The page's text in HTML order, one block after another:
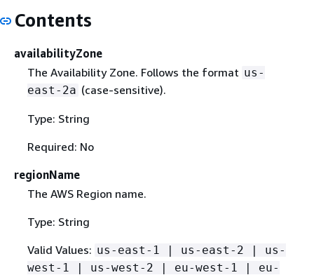
Contents
availabilityZone
The Availability Zone. Follows the format us-
east-2a (case-sensitive).
Type: String
Required: No
regionName
The AWS Region name.
Type: String
Valid Values: us-east-1 | us-east-2 | us-
west-1 | us-west-2 | eu-west-1 | eu-